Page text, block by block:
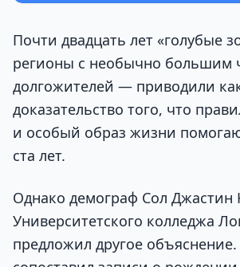
Почти двадцать лет «голубые
регионы с необычно большим
долгожителей — приводили
доказательство того, что
и особый образ жизни
ста лет.
Однако демограф Сол
Университетского колледжа
предложил другое